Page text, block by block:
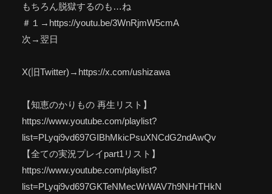
もちろん脱獄するのも…ね
＃１→https://youtu.be/3WnRjmW5cmA
次→翌日
X(旧Twitter)→https://x.com/ushizawa
【知恵のかりもの 再生リスト】
https://www.youtube.com/playlist?
list=PLyqi9vd697GIBhMkicPsuXNCdG2ndAwQv
【全ての実況プレイpart1リスト】
https://www.youtube.com/playlist?
list=PLyqi9vd697GKTeNMecWrWAV7h9NHrTHkN